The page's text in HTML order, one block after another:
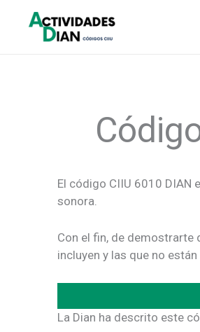
contenido
El código CIIU 6010
sonora.
Con el fin, de demostrarte
incluyen y las que no
La Dian ha descrito este